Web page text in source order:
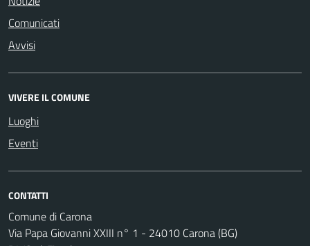
Comunicati
Avvisi
VIVERE IL COMUNE
Luoghi
Eventi
CONTATTI
Comune di Carona
Via Papa Giovanni XXIII n° 1 - 24010 Carona (BG)